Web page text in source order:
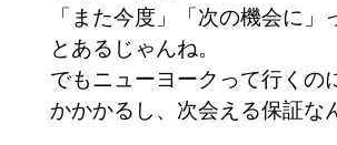
「また今度」「次の機会に」
とあるじゃんね。
でもニューヨークって行くの
かかかるし、次会える保証な